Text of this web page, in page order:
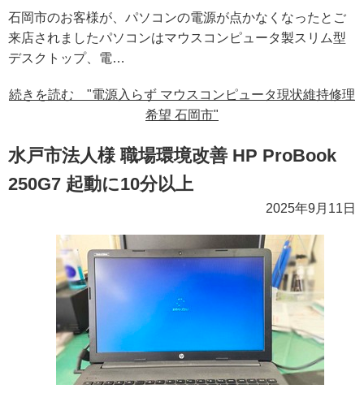
石岡市のお客様が、パソコンの電源が点かなくなったとご
来店されましたパソコンはマウスコンピュータ製スリム型
デスクトップ、電…
続きを読む "電源入らず マウスコンピュータ現状維持修理
希望 石岡市"
水戸市法人様 職場環境改善 HP ProBook
250G7 起動に10分以上
2025年9月11日